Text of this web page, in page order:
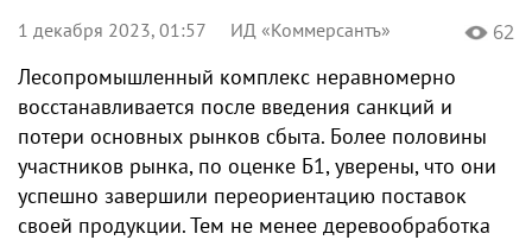
1 декабря 2023, 01:57 ИД «Коммерсантъ» 62
Лесопромышленный комплекс неравномерно
восстанавливается после введения санкций и
потери основных рынков сбыта. Более половины
участников рынка, по оценке Б1, уверены, что они
успешно завершили переориентацию поставок
своей продукции. Тем не менее деревообработка